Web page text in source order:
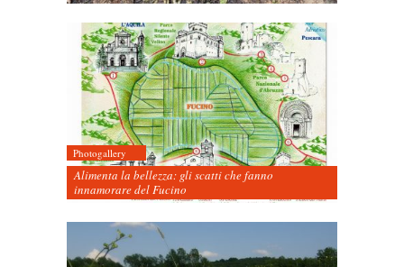
Photogallery
Alimenta la bellezza: gli scatti che fanno
innamorare del Fucino